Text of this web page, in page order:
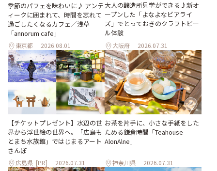
季節のパフェを味わいに♪ アンテ
ィークに囲まれて、時間を忘れて
過ごしたくなるカフェ／浅草
「annorum cafe」
東京都 2026.08.01
大人の醸造所見学ができる♪新オ
ープンした「よなよなビアライ
ズ」でとっておきのクラフトビー
ル体験
大阪府 2026.07.31
【チケットプレゼント】水辺の世
界から浮世絵の世界へ。「広島も
とまち水族館」ではじまるアート
さんぽ
広島県 [PR] 2026.07.31
お茶を片手に、小さな手紙をした
ためる鎌倉時間「Teahouse
AlonAlne」
神奈川県 2026.07.31